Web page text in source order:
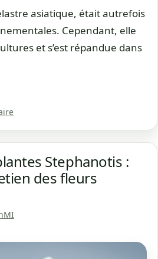
asiatique, était autrefois
Cependant, elle
et s’est répandue dans
Stephanotis :
des fleurs